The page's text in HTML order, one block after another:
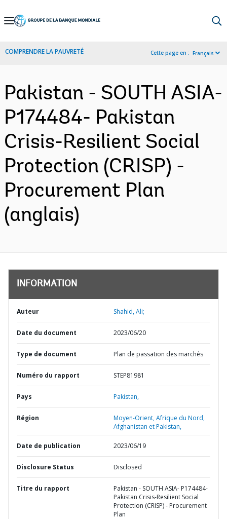
Skip
Navigation
COMPRENDRE LA PAUVRETÉ Cette page en : Français
Pakistan - SOUTH ASIA-
P174484- Pakistan
Crisis-Resilient Social
Protection (CRISP) -
Procurement Plan
(anglais)
INFORMATION
Auteur Shahid, Ali;
Date du document 2023/06/20
Type de document Plan de passation des marchés
Numéro du rapport STEP81981
Pays Pakistan,
Région
Moyen-Orient, Afrique du Nord,
Afghanistan et Pakistan,
Date de publication 2023/06/19
Disclosure Status Disclosed
Titre du rapport
Pakistan - SOUTH ASIA- P174484-
Pakistan Crisis-Resilient Social
Protection (CRISP) - Procurement
Plan